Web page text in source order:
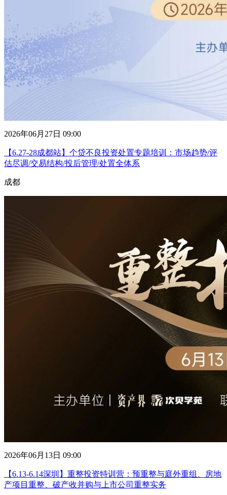
2026年06月27日 09:00
【6.27-28成都站】个贷不良投资处置专题培训：市场趋势/评
估尽调/交易结构/投后管理/处置全体系
成都
2026年06月13日 09:00
【6.13-6.14深圳】重整投资特训营：预重整与庭外重组、房地
产项目重整、破产收并购与上市公司重整实务